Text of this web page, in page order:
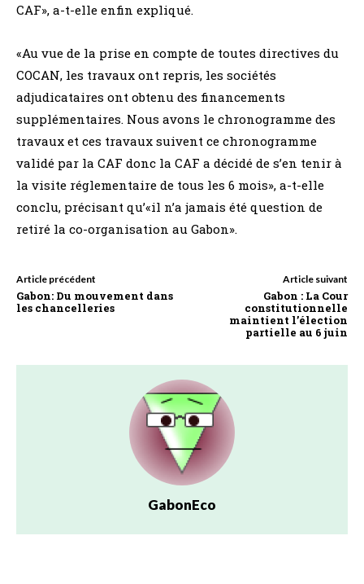
CAF», a-t-elle enfin expliqué.
«Au vue de la prise en compte de toutes directives du
COCAN, les travaux ont repris, les sociétés
adjudicataires ont obtenu des financements
supplémentaires. Nous avons le chronogramme des
travaux et ces travaux suivent ce chronogramme
validé par la CAF donc la CAF a décidé de s’en tenir à
la visite réglementaire de tous les 6 mois», a-t-elle
conclu, précisant qu’«il n’a jamais été question de
retiré la co-organisation au Gabon».
Article précédent
Gabon: Du mouvement dans
les chancelleries
Article suivant
Gabon : La Cour
constitutionnelle
maintient l’élection
partielle au 6 juin
GabonEco